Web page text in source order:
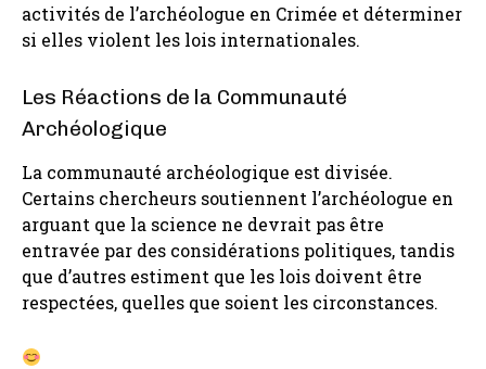
activités de l’archéologue en Crimée et déterminer
si elles violent les lois internationales.
Les Réactions de la Communauté
Archéologique
La communauté archéologique est divisée.
Certains chercheurs soutiennent l’archéologue en
arguant que la science ne devrait pas être
entravée par des considérations politiques, tandis
que d’autres estiment que les lois doivent être
respectées, quelles que soient les circonstances.